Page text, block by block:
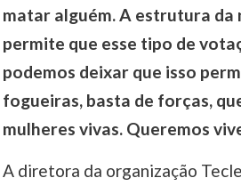
matar alguém. A estrutura da
permite que esse tipo de
podemos deixar que isso
fogueiras, basta de forças,
mulheres vivas. Queremos
A diretora da organização